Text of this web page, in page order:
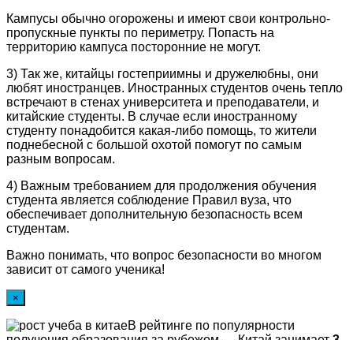
Кампусы обычно огорожены и имеют свои контрольно-
пропускные пункты по периметру. Попасть на
территорию кампуса посторонние не могут.
3) Так же, китайцы гостеприимны и дружелюбны, они
любят иностранцев. Иностранных студентов очень тепло
встречают в стенах университета и преподаватели, и
китайские студенты. В случае если иностранному
студенту понадобится какая-либо помощь, то жители
поднебесной с большой охотой помогут по самым
разным вопросам.
4) Важным требованием для продолжения обучения
студента является соблюдение Правил вуза, что
обеспечивает дополнительную безопасность всем
студентам.
Важно понимать, что вопрос безопасности во многом
зависит от самого ученика!
×
В рейтинге по популярности